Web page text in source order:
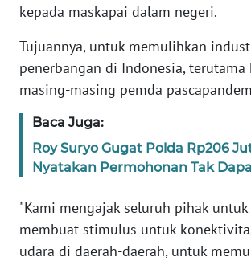
kepada maskapai dalam negeri.
Tujuannya, untuk memulihkan
penerbangan di Indonesia, terutama
masing-masing pemda
Baca Juga:
Roy Suryo Gugat Polda Rp206
Nyatakan Permohonan Tak
"Kami mengajak seluruh pihak
membuat stimulus untuk
udara di daerah-daerah, untuk
MEDIA
SIBER
KARIR
Wahana
News